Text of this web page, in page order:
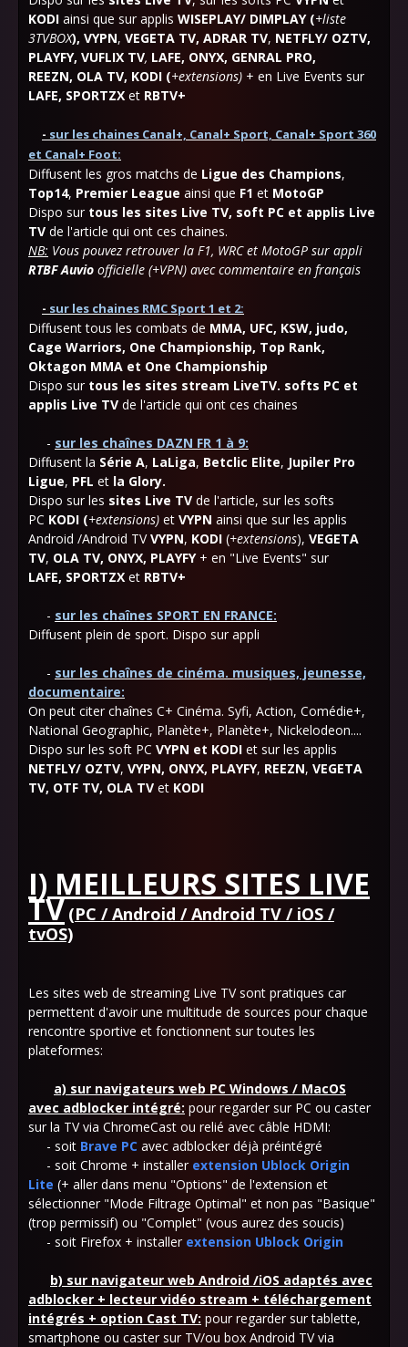
KODI ainsi que sur applis WISEPLAY/ DIMPLAY (+liste
3TVBOX), VYPN, VEGETA TV, ADRAR TV, NETFLY/ OZTV,
PLAYFY, VUFLIX TV, LAFE, ONYX, GENRAL PRO,
REEZN, OLA TV, KODI (+extensions) + en Live Events sur
LAFE, SPORTZX et RBTV+
- sur les chaines Canal+, Canal+ Sport, Canal+ Sport 360
et Canal+ Foot:
Diffusent les gros matchs de Ligue des Champions,
Top14, Premier League ainsi que F1 et MotoGP
Dispo sur tous les sites Live TV, soft PC et applis Live
TV de l'article qui ont ces chaines.
NB: Vous pouvez retrouver la F1, WRC et MotoGP sur appli
RTBF Auvio officielle (+VPN) avec commentaire en français
- sur les chaines RMC Sport 1 et 2:
Diffusent tous les combats de MMA, UFC, KSW, judo,
Cage Warriors, One Championship, Top Rank,
Oktagon MMA et One Championship
Dispo sur tous les sites stream LiveTV. softs PC et
applis Live TV de l'article qui ont ces chaines
- sur les chaînes DAZN FR 1 à 9:
Diffusent la Série A, LaLiga, Betclic Elite, Jupiler Pro
Ligue, PFL et la Glory.
Dispo sur les sites Live TV de l'article, sur les softs
PC KODI (+extensions) et VYPN ainsi que sur les applis
Android /Android TV VYPN, KODI (+extensions), VEGETA
TV, OLA TV, ONYX, PLAYFY + en "Live Events" sur
LAFE, SPORTZX et RBTV+
- sur les chaînes SPORT EN FRANCE:
Diffusent plein de sport. Dispo sur appli
- sur les chaînes de cinéma. musiques, jeunesse,
documentaire:
On peut citer chaînes C+ Cinéma. Syfi, Action, Comédie+,
National Geographic, Planète+, Planète+, Nickelodeon....
Dispo sur les soft PC VYPN et KODI et sur les applis
NETFLY/ OZTV, VYPN, ONYX, PLAYFY, REEZN, VEGETA
TV, OTF TV, OLA TV et KODI
I) MEILLEURS SITES LIVE
TV (PC / Android / Android TV / iOS /
tvOS)
Les sites web de streaming Live TV sont pratiques car
permettent d'avoir une multitude de sources pour chaque
rencontre sportive et fonctionnent sur toutes les
plateformes:
a) sur navigateurs web PC Windows / MacOS
avec adblocker intégré: pour regarder sur PC ou caster
sur la TV via ChromeCast ou relié avec câble HDMI:
- soit Brave PC avec adblocker déjà préintégré
- soit Chrome + installer extension Ublock Origin
Lite (+ aller dans menu "Options" de l'extension et
sélectionner "Mode Filtrage Optimal" et non pas "Basique"
(trop permissif) ou "Complet" (vous aurez des soucis)
- soit Firefox + installer extension Ublock Origin
b) sur navigateur web Android /iOS adaptés avec
adblocker + lecteur vidéo stream + téléchargement
intégrés + option Cast TV: pour regarder sur tablette,
smartphone ou caster sur TV/ou box Android TV via